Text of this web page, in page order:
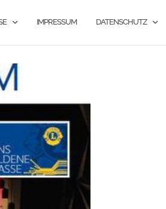
IMPRESSUM DATENSCHUTZ